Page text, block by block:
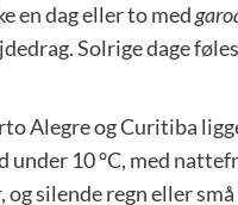
en dag eller to med
Solrige dage
Alegre og Curitiba
under 10 °C, med
silende regn eller